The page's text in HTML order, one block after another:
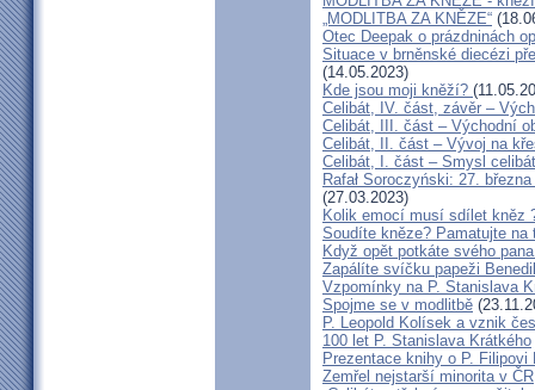
„MODLITBA ZA KNĚZE“
Otec Deepak o prázdninách
Situace v brněnské diecézi
(14.05.2023)
Kde jsou moji kněží?
Celibát, IV. část, závěr –
Celibát, III. část – Východní
Celibát, II. část – Vývoj na
Celibát, I. část – Smysl
Rafał Soroczyński: 27.
(27.03.2023)
Kolik emocí musí sdílet kněz
Soudíte kněze? Pamatujte
Když opět potkáte svého
Zapálíte svíčku papeži
Vzpomínky na P. Stanislava
Spojme se v modlitbě
P. Leopold Kolísek a vznik
100 let P. Stanislava Krátkého
Prezentace knihy o P. Filipovi
Zemřel nejstarší minorita v ČR